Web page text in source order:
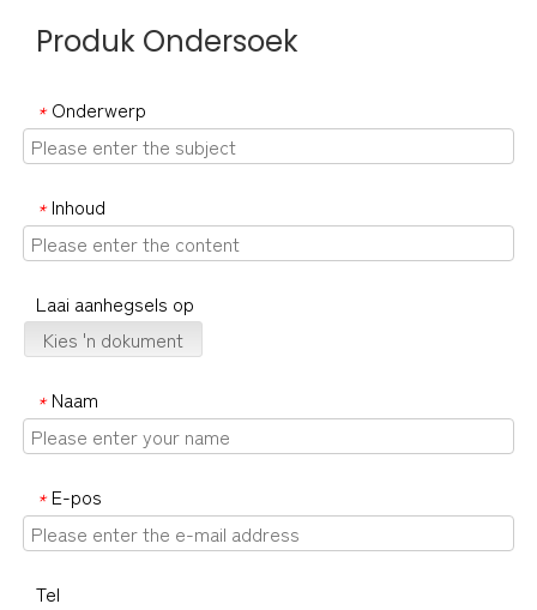
Produk Ondersoek
* Onderwerp
* Inhoud
Laai aanhegsels op
Kies 'n dokument
* Naam
* E-pos
Tel